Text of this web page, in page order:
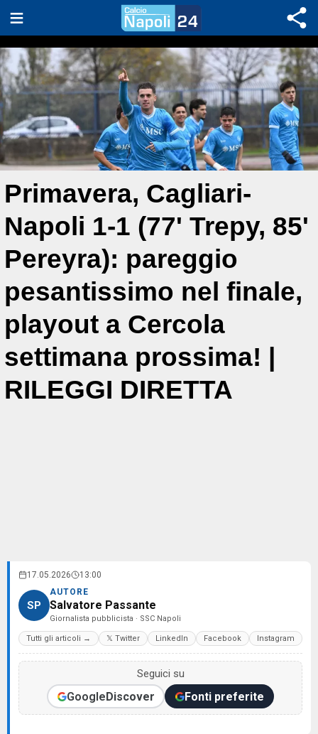
Primavera, Cagliari-
Napoli 1-1 (77' Trepy, 85'
Pereyra): pareggio
pesantissimo nel finale,
playout a Cercola
settimana prossima! |
RILEGGI DIRETTA
17.05.2026 13:00
SP
AUTORE
Salvatore Passante
Giornalista pubblicista · SSC Napoli
Tutti gli articoli → 𝕏 Twitter LinkedIn Facebook Instagram
Seguici su
GoogleDiscover Fonti preferite